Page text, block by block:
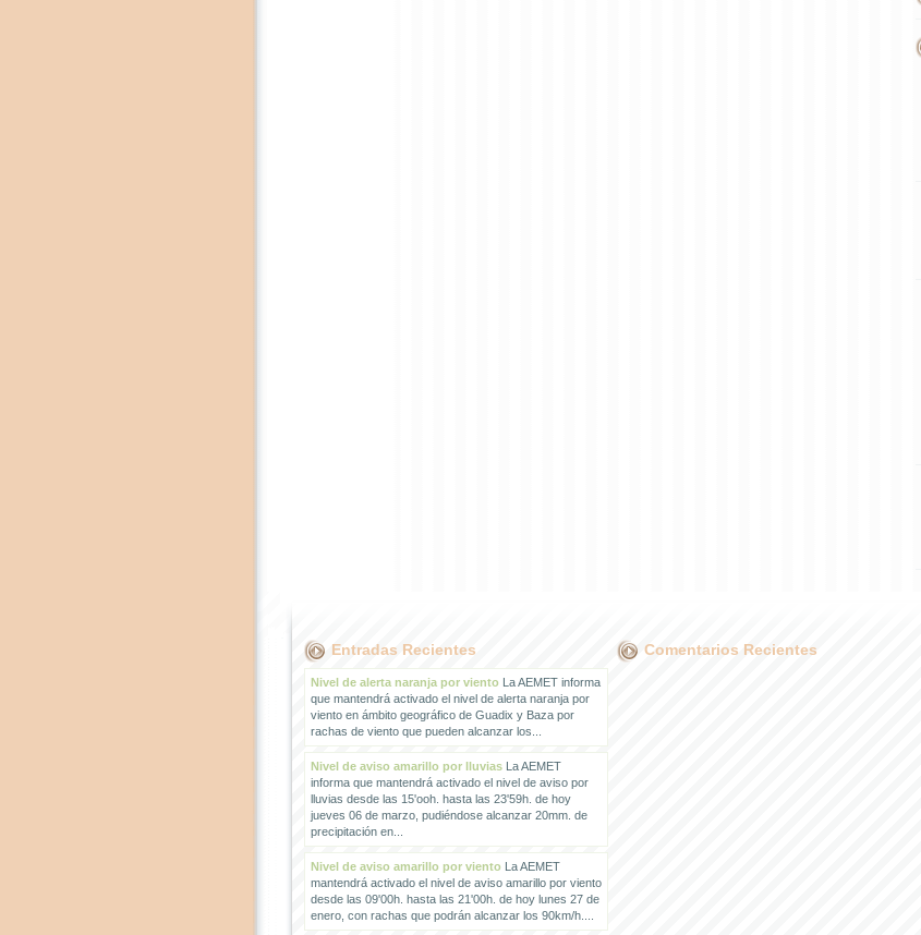
Entradas Recientes
Nivel de alerta naranja por vientoLa AEMET informa
que mantendrá activado el nivel de alerta naranja por
viento en ámbito geográfico de Guadix y Baza por
rachas de viento que pueden alcanzar los...
Nivel de aviso amarillo por lluviasLa AEMET
informa que mantendrá activado el nivel de aviso por
lluvias desde las 15'ooh. hasta las 23'59h. de hoy
jueves 06 de marzo, pudiéndose alcanzar 20mm. de
precipitación en...
Nivel de aviso amarillo por vientoLa AEMET
mantendrá activado el nivel de aviso amarillo por viento
desde las 09'00h. hasta las 21'00h. de hoy lunes 27 de
enero, con rachas que podrán alcanzar los 90km/h....
Comentarios Recientes